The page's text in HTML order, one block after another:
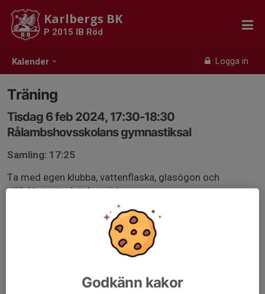
Kalender Logga in
Karlbergs BK
P 2015 IB Röd
Träning
Tisdag 6 feb 2024, 17:30-18:30
Rålambshovsskolans gymnastiksal
Samling: 17:25
Ta med egen klubba, vattenflaska, glasögon och
självklart ett glatt humör!
Godkänn kakor